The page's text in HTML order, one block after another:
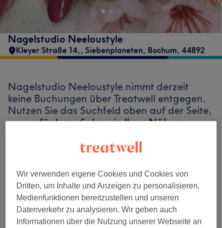
Nagelstudio Neeloustyle
Kleyer Straße 14,, Siebenplaneten, Bochum, 44892
Nagelstudio Neeloustyle nimmt derzeit
keine Buchungen über Treatwell entgegen.
Nutzen Sie das Suchfeld oben auf der Seite,
um verfügbare Salons in Ihrer Nähe zu
auf Ihren Besuch.
Finde die besten Salons in deiner Nähe
Wir verwenden eigene Cookies und Cookies von
Dritten, um Inhalte und Anzeigen zu personalisieren,
Medienfunktionen bereitzustellen und unseren
Datenverkehr zu analysieren. Wir geben auch
Informationen über die Nutzung unserer Webseite an